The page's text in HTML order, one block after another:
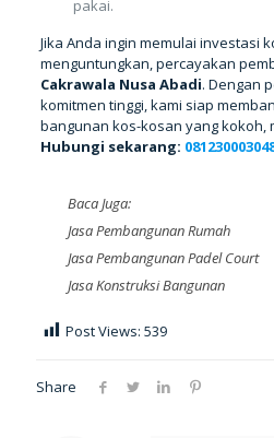
pakai.
Jika Anda ingin memulai investasi
menguntungkan, percayakan
Cakrawala Nusa Abadi. Dengan
komitmen tinggi, kami siap
bangunan kos-kosan yang kokoh,
Hubungi sekarang:
Baca Juga:
Jasa Pembangunan Rumah
Jasa Pembangunan Padel Court
Jasa Konstruksi Bangunan
Post Views: 539
Share